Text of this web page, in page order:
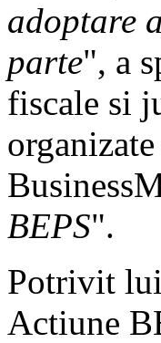
adoptare
parte", a
fiscale si
BEPS".
Potrivit
Actiune